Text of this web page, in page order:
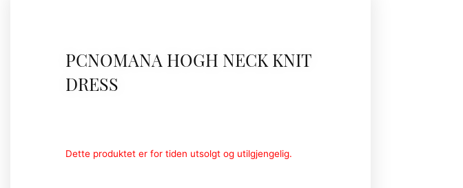
PCNOMANA HOGH NECK KNIT
DRESS
Dette produktet er for tiden utsolgt og utilgjengelig.